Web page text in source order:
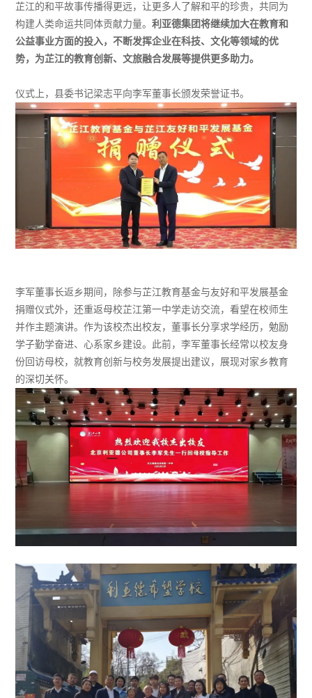
芷江的和平故事传播得更远，让更多人了解和平的珍贵，共同为
构建人类命运共同体贡献力量。利亚德集团将继续加大在教育和
公益事业方面的投入，不断发挥企业在科技、文化等领域的优
势，为芷江的教育创新、文旅融合发展等提供更多助力。
仪式上，县委书记梁志平向李军董事长颁发荣誉证书。
李军董事长返乡期间，除参与芷江教育基金与友好和平发展基金
捐赠仪式外，还重返母校芷江第一中学走访交流，看望在校师生
并作主题演讲。作为该校杰出校友，董事长分享求学经历，勉励
学子勤学奋进、心系家乡建设。此前，李军董事长经常以校友身
份回访母校，就教育创新与校务发展提出建议，展现对家乡教育
的深切关怀。